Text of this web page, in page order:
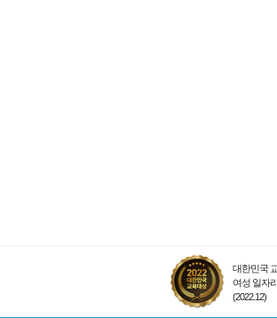
대한민국
여성 일자
(2022.12)